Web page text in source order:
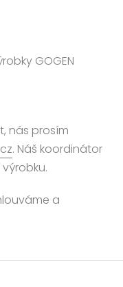
GOGEN
nás prosím
. Náš koordinátor
a